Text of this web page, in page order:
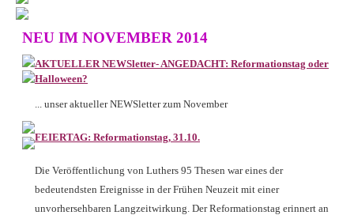
NEU IM NOVEMBER 2014
AKTUELLER NEWSletter- ANGEDACHT: Reformationstag oder
Halloween?
... unser aktueller NEWSletter zum November
FEIERTAG: Reformationstag, 31.10.
Die Veröffentlichung von Luthers 95 Thesen war eines der
bedeutendsten Ereignisse in der Frühen Neuzeit mit einer
unvorhersehbaren Langzeitwirkung. Der Reformationstag erinnert an